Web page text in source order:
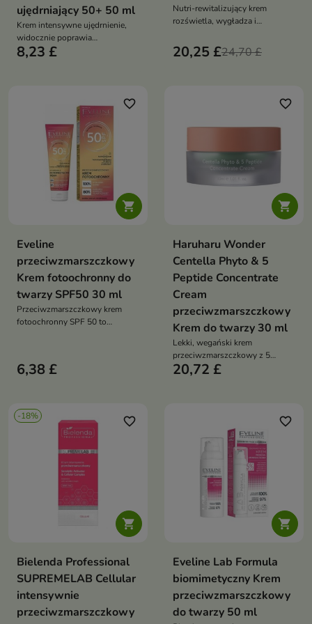
ujędrniający 50+ 50 ml
Krem intensywne ujędrnienie,
widocznie poprawia
elastyczność i wygładza skórę.
barierę hydrolipidową i chroniąc
skórę przed czynnikami
zewnętrznymi
8,23 £
Nutri-rewitalizujący krem
rozświetla, wygładza i
stresem oksydacyjnym,
jednocześnie chroniąc ją przed
20,25 £24,70 £

favorite_border
Eveline
przeciwzmarszczkowy
Krem fotoochronny do
twarzy SPF50 30 ml
Przeciwzmarszczkowy krem
fotoochronny SPF 50 to
zmarszczki, nawilża i poprawia
6,38 £

favorite_border
Haruharu Wonder
Centella Phyto & 5
Peptide Concentrate
Cream
przeciwzmarszczkowy
Krem do twarzy 30 ml
Lekki, wegański krem
przeciwzmarszczkowy z 5
peptydami i wąkrotką – nawilża,
20,72 £
-18%

favorite_border
Bielenda Professional
SUPREMELAB Cellular
intensywnie
przeciwzmarszczkowy

favorite_border
Eveline Lab Formula
biomimetyczny Krem
przeciwzmarszczkowy
do twarzy 50 ml